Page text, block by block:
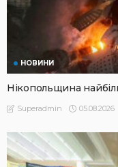
НОВИНИ
Нікопольщина
Superadmin 05.08.2026